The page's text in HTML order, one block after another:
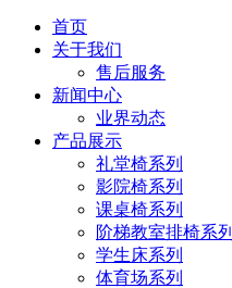
首页
关于我们
售后服务
新闻中心
业界动态
产品展示
礼堂椅系列
影院椅系列
课桌椅系列
阶梯教室排椅系列
学生床系列
体育场系列